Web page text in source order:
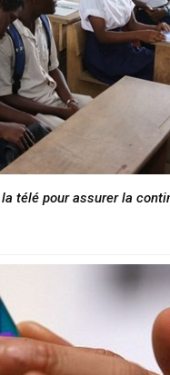
télé pour assurer la